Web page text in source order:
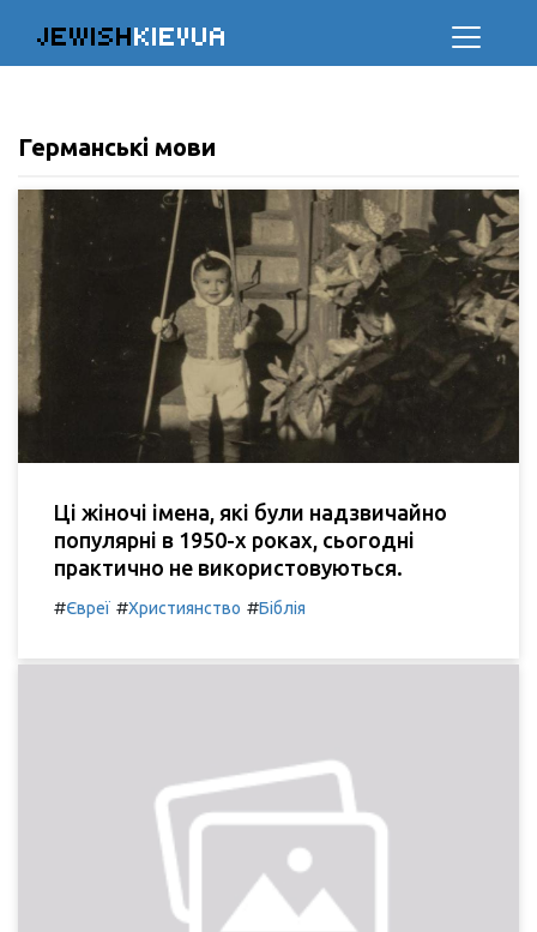
JEWISHKIEVUA
Германські мови
Ці жіночі імена, які були надзвичайно
популярні в 1950-х роках, сьогодні
практично не використовуються.
#Євреї #Християнство #Біблія